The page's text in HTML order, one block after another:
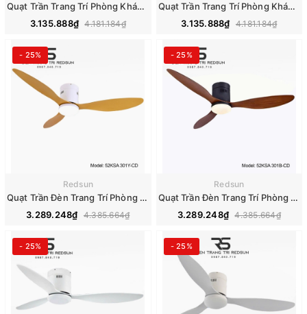
Quạt Trần Trang Trí Phòng Khách, Phòng Ngủ - 52KSA 301Y-KD
3.135.888₫ 4.181.184₫
Quạt Trần Trang Trí Phòng Khách, Phòng Ngủ - 52KSA 301B-KD
3.135.888₫ 4.181.184₫
- 25%
Redsun
Quạt Trần Đèn Trang Trí Phòng Khách, Phòng Ngủ - 52KSA 301Y-CD
3.289.248₫ 4.385.664₫
- 25%
Redsun
Quạt Trần Đèn Trang Trí Phòng Khách, Phòng Ngủ - 52KSA 301B-CD
3.289.248₫ 4.385.664₫
- 25% - 25%